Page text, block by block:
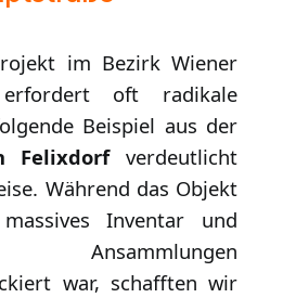
im Bezirk Wiener
erfordert oft radikale
Beispiel aus der
Felixdorfverdeutlicht
Während das Objekt
Inventar und
Ansammlungen
war, schafften wir